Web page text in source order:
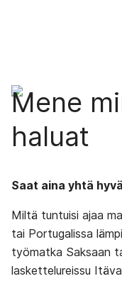
Mene
haluat
Saat aina yhtä
Miltä tuntuisi ajaa
tai Portugalissa
työmatka Saksaan
laskettelureissu